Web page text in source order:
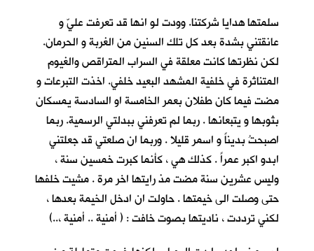
سلمتها هدايا شركتنا. وودت لو انها قد تعرفت عليّ و
عانقتني بشدة بعد كل تلك السنين من الغربة و الحرمان.
لكن نظرتها كانت معلقة في السراب المتراقص والغيوم
المتناثرة في خلفية المشهد البعيد خلفي. اخذت التبرعات و
مضت فيما كان طفلان بعمر الخامسة او السادسة يمسكان
بثوبها و يتبعانها . ربما لم تعرفني ببدلتي الرسمية. ربما
اصبحتُ بديناً و اسمر قليلا . وربما ان صلعتي قد جعلتني
ابدو اكبر عمراً . كذلك هي ، كأنما كبرت خمسين سنة ،
وليس عشرين سنة مضت مذ رايتها اخر مرة . مشيت خلفها
حتى وصلت الى خيمتها . حاولت ان ادخل الخيمة بعدها ،
لكني ترددت ، ناديتها بصوت خافت : ( أمنية .. أمنية ،..)